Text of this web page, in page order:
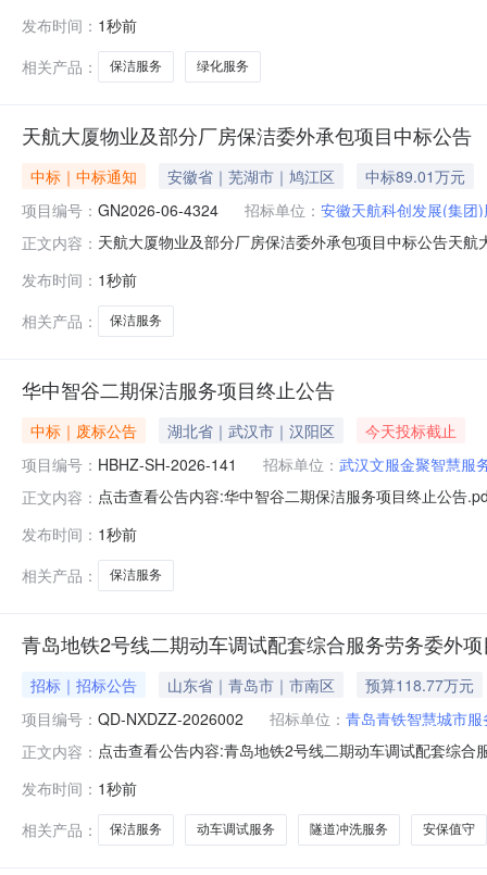
号：001包组名称：调兵山市第一高级中学物业（保洁
中标（成交
发布时间： 1秒前
相关产品：
保洁服务 绿化服务
天航大厦物业及部分厂房保洁委外承包项目中标公告
中标｜中标通知 安徽省｜芜湖市｜鸠江区
中标89.01万元
项目编号： GN2026-06-4324 招标单位： 安徽天航科创发展(集团
正文内容： 天航大厦物业及部分厂房保洁委外承包项目中标公告天
果公告同时在中国招标投标公共服务平台（
发布时间： 1秒前
相关产品：
保洁服务
华中智谷二期保洁服务项目终止公告
中标｜废标公告 湖北省｜武汉市｜汉阳区
今天投标截止
项目编号： HBHZ-SH-2026-141 招标单位： 武汉文服金聚智慧服
正文内容： 点击查看公告内容:华中智谷二期保洁服务项目终止公告
发布时间： 1秒前
相关产品：
保洁服务
青岛地铁2号线二期动车调试配套综合服务劳务委外
招标｜招标公告 山东省｜青岛市｜市南区
预算118.77万元
项目编号： QD-NXDZZ-2026002 招标单位： 青岛青铁智慧城市
正文内容： 点击查看公告内容:青岛地铁2号线二期动车调试配套综合
发布时间： 1秒前
相关产品：
保洁服务 动车调试服务 隧道冲洗服务 安保值守